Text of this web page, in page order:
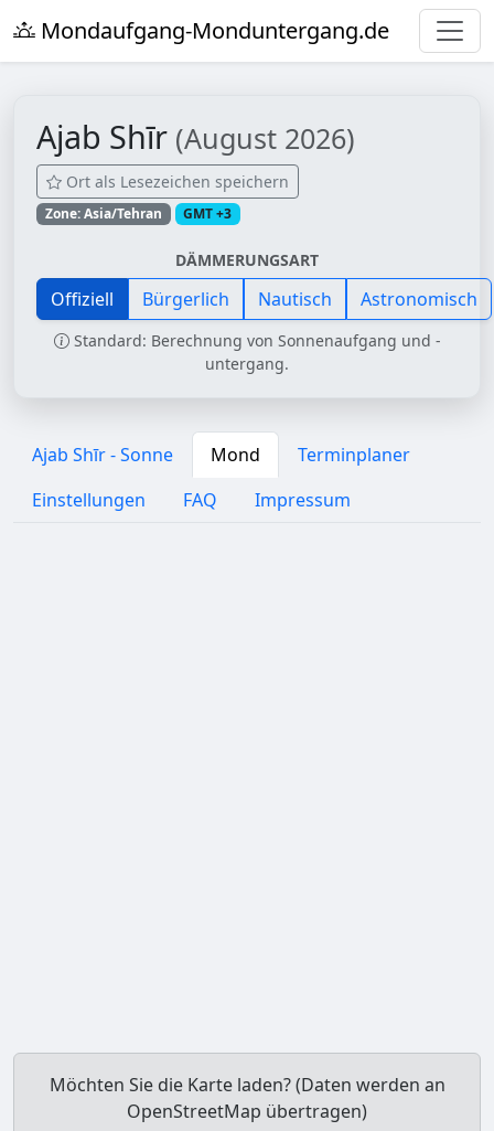
Mondaufgang-Monduntergang.de
Ajab Shīr (August 2026)
Ort als Lesezeichen speichern
Zone: Asia/Tehran GMT +3
DÄMMERUNGSART
Offiziell Bürgerlich Nautisch Astronomisch
Standard: Berechnung von Sonnenaufgang und -
untergang.
Ajab Shīr - Sonne Mond
Terminplaner
Einstellungen
FAQ Impressum
Möchten Sie die Karte laden? (Daten werden an
OpenStreetMap übertragen)